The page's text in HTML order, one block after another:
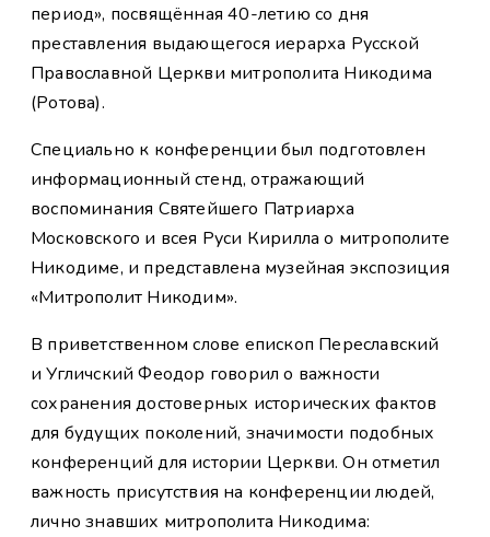
период», посвящённая 40-летию со дня
преставления выдающегося иерарха Русской
Православной Церкви митрополита Никодима
(Ротова).
Специально к конференции был подготовлен
информационный стенд, отражающий
воспоминания Святейшего Патриарха
Московского и всея Руси Кирилла о митрополите
Никодиме, и представлена музейная экспозиция
«Митрополит Никодим».
В приветственном слове епископ Переславский
и Угличский Феодор говорил о важности
сохранения достоверных исторических фактов
для будущих поколений, значимости подобных
конференций для истории Церкви. Он отметил
важность присутствия на конференции людей,
лично знавших митрополита Никодима: